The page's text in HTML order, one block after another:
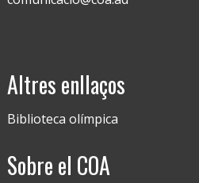
Altres enllaços
Biblioteca olímpica
Sobre el COA